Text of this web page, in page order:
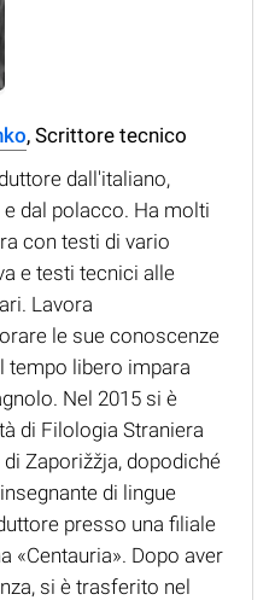
, Scrittore tecnico
dall'italiano,
dal polacco. Ha molti
con testi di vario
e testi tecnici alle
Lavora
le sue conoscenze
tempo libero impara
Nel 2015 si è
di Filologia Straniera
Zaporižžja, dopodiché
di lingue
presso una filiale
«Centauria». Dopo aver
si è trasferito nel